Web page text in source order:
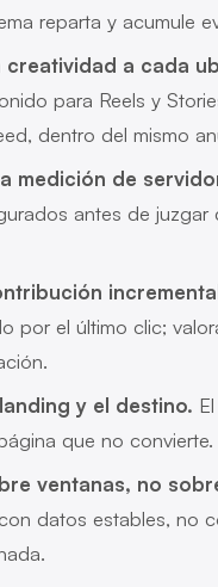
reparta y acumule
creatividad a cada
para Reels y
dentro del mismo
medición de
antes de juzgar
por el último clic;
y el destino.
que no convierte.
ventanas, no
datos estables, no